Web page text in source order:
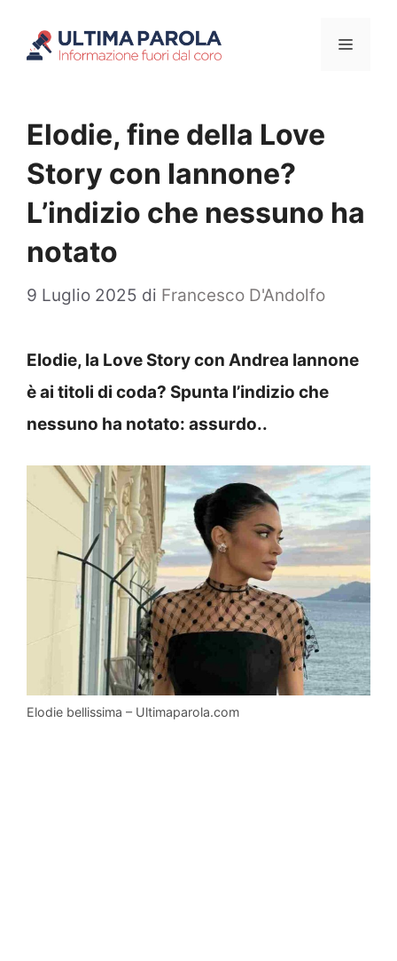
Menu
Elodie, fine della Love
Story con Iannone?
L’indizio che nessuno ha
notato
9 Luglio 2025 di Francesco D'Andolfo
Elodie, la Love Story con Andrea Iannone
è ai titoli di coda? Spunta l’indizio che
nessuno ha notato: assurdo..
Elodie bellissima – Ultimaparola.com